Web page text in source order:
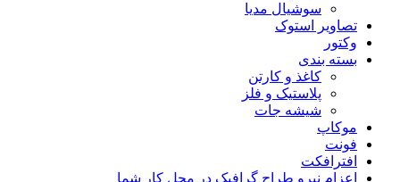
سوشیال مدیا
تصاویر استوک
وکتور
بسته بندی
کاغذ و کارتن
پلاستیک و فلز
شیشه جات
موکاپ
فونت
افترافکت
اعزام نیرو طراح گرافیک در محل کار شما